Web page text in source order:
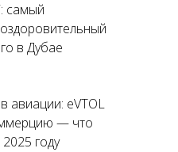
самый
в Дубае
авиации: eVTOL
— что
году